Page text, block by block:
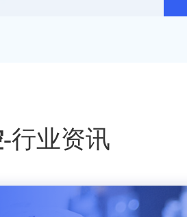
-行业资讯